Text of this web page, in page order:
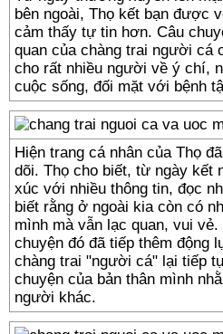
bên ngoài, Thọ kết bạn được
cảm thấy tự tin hơn. Câu
quan của chàng trai người cá
cho rất nhiều người về ý chí,
cuộc sống, đối mặt với bệnh
Hiện trang cá nhân của Thọ
dõi. Thọ cho biết, từ ngày kết
xúc với nhiều thông tin, đọc
biết rằng ở ngoài kia còn có
mình mà vẫn lạc quan, vui
chuyện đó đã tiếp thêm động
chàng trai "người cá" lại tiếp
chuyện của bản thân mình
người khác.